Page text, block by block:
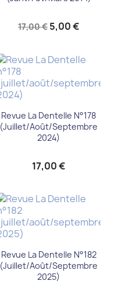
17,00 € 5,00 €
Revue La Dentelle N°178
(juillet/août/septembre
2024)
17,00 €
Revue La Dentelle N°182
(juillet/août/septembre
2025)